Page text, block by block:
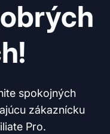
spokojných
zákaznícku
Pro.